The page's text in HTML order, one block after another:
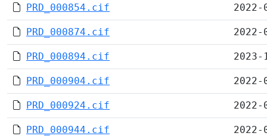
PRD_000854.cif
PRD_000874.cif
PRD_000894.cif
PRD_000904.cif
PRD_000924.cif
PRD_000944.cif